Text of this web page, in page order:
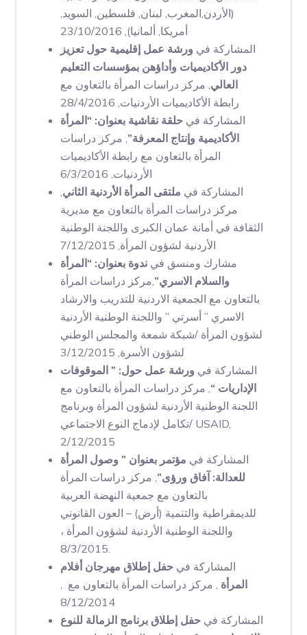
(الأردن,المغرب, لبنان, فلسطين, السويد,
أمريكا, ألمانيا), 23/10/2016
المشاركة في ورشة عمل إقليمية حول تعزيز
دور الأكاديميات وأداؤهن بمؤسسات التعليم
العالي, مركز دراسات المرأة بالتعاون مع
رابطة الأكاديميات الأردنيات, 28/4/2016
المشاركة في حلقة نقاشية بعنوان: “المرأة
الأكاديمية وإنتاج المعرفة”, مركز دراسات
المرأة بالتعاون مع رابطة الأكاديميات
الأردنيات, 6/3/2016
المشاركة في ملتقى المرأة الأردنية الثاني,
مركز دراسات المرأة بالتعاون مع مديرية
الثقافة في أمانة عمان الكبرى واللجنة الوطنية
الأردنية لشؤون المرأة, 7/12/2015
مشارك ومنسق في ندوة بعنوان: “المرأة
والسلام الاسري”,مركز دراسات المرأة
بالتعاون مع الجمعية الاردنية للتدريب والارشاد
الاسري ” أسرتي ” واللجنة الوطنية الأردنية
لشؤون المرأة /شبكة شمعة والمجلس الوطني
لشؤون الأسرة, 3/12/2015
المشاركة في ورشة عمل حول: ” الموقوفات
الإداريات “, مركز دراسات المرأة بالتعاون مع
اللجنة الوطنية الأردنية لشؤون المرأة وبرنامج
تكامل لإدماج النوع الاجتماعي/ USAID,
2/12/2015
المشاركة في مؤتمر بعنوان ” وصول المرأة
للعدالة: آفاق ورؤى”, مركز دراسات المرأة
بالتعاون مع جمعية النهضة العربية
للديمقراطية والتنمية (أرض) – العون القانوني
واللجنة الوطنية الأردنية لشؤون المرأة ،
8/3/2015.
المشاركة في حفل إطلاق مهرجان أفلام
المرأة , مركز دراسات المرأة بالتعاون مع ,
8/12/2014
المشاركة في حفل إطلاق برنامج الزمالة للنوع